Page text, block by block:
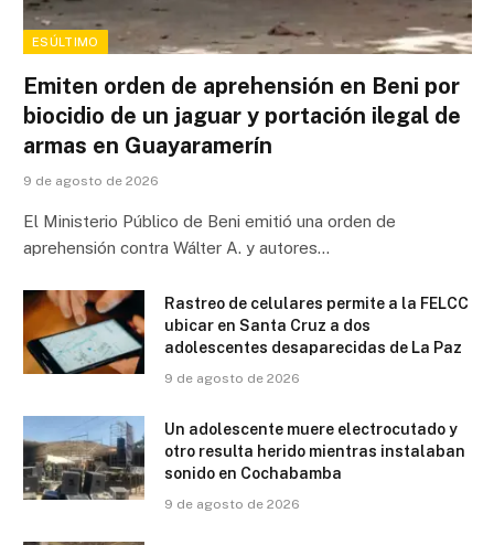
ESÚLTIMO
Emiten orden de aprehensión en Beni por
biocidio de un jaguar y portación ilegal de
armas en Guayaramerín
9 de agosto de 2026
El Ministerio Público de Beni emitió una orden de
aprehensión contra Wálter A. y autores…
Rastreo de celulares permite a la FELCC
ubicar en Santa Cruz a dos
adolescentes desaparecidas de La Paz
9 de agosto de 2026
Un adolescente muere electrocutado y
otro resulta herido mientras instalaban
sonido en Cochabamba
9 de agosto de 2026